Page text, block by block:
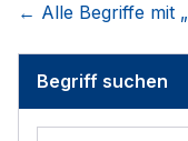
← Alle Begriffe mit „
Begriff suchen